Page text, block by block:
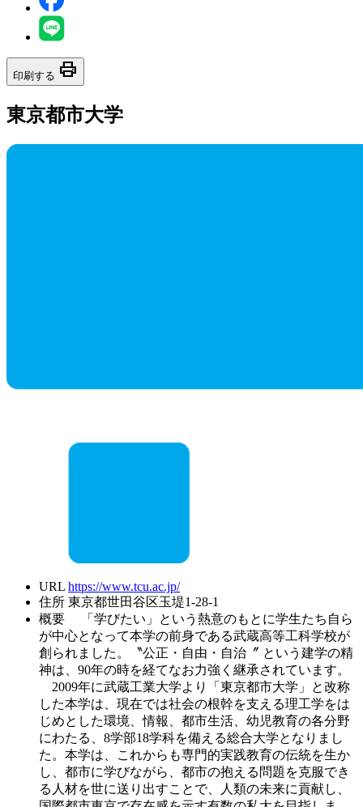
印刷する print
東京都市大学
URL https://www.tcu.ac.jp/
住所 東京都世田谷区玉堤1-28-1
概要
「学びたい」という熱意のもとに学生たち自ら
が中心となって本学の前身である武蔵高等工科学校が
創られました。〝公正・自由・自治〞 という建学の精
神は、90年の時を経てなお力強く継承されています。
2009年に武蔵工業大学より「東京都市大学」と改称
した本学は、現在では社会の根幹を支える理工学をは
じめとした環境、情報、都市生活、幼児教育の各分野
にわたる、8学部18学科を備える総合大学となりまし
た。本学は、これからも専門的実践教育の伝統を生か
し、都市に学びながら、都市の抱える問題を克服でき
る人材を世に送り出すことで、人類の未来に貢献し、